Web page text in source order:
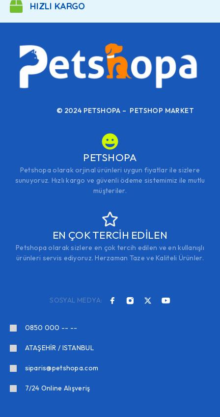
HIZLI KARGO
© 2024 PETSHOPA – PETSHOP MARKET
PETSHOPA
Petshopa olarak orjinal ürünleri uygun fiyatlar ile sizlere
sunuyoruz. Hızlı kargo ve güvenli ödeme sistemimiz ile mutlu
müşteriler.
EN ÇOK TERCİH EDİLEN
Petshopa olarak sizlere en çok tercih edilen ve en kullanışlı
ürünleri servis ediyoruz. Herzaman Taze ve Kaliteli Ürünler.
SOSYAL MEDYA:
0850 000 -- --
ATAŞEHİR / ISTANBUL
siparis@petshopa.com
7/24 Online Alışveriş